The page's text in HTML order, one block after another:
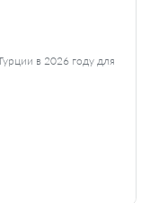
в 2026 году для